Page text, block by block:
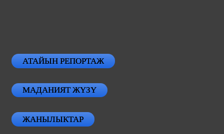
АТАЙЫН РЕПОРТАЖ
МАДАНИЯТ ЖҮЗҮ
ЖАНЫЛЫКТАР